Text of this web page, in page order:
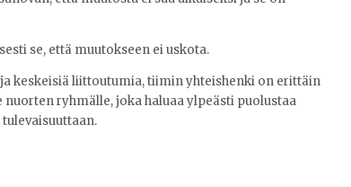
se, että muutokseen ei uskota.
keskeisiä liittoutumia, tiimin yhteishenki on erittäin
ryhmälle, joka haluaa ylpeästi puolustaa